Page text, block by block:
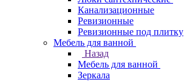
Канализационные
Ревизионные
Ревизионные под плитку
Мебель для ванной
Назад
Мебель для ванной
Зеркала